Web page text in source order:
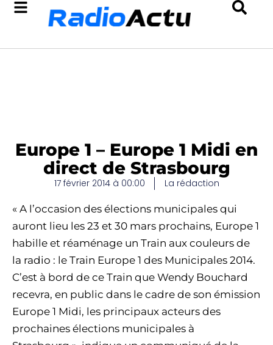
Europe 1 – Europe 1 Midi en
direct de Strasbourg
17 février 2014 à 00:00 La rédaction
« A l’occasion des élections municipales qui
auront lieu les 23 et 30 mars prochains, Europe 1
habille et réaménage un Train aux couleurs de
la radio : le Train Europe 1 des Municipales 2014.
C’est à bord de ce Train que Wendy Bouchard
recevra, en public dans le cadre de son émission
Europe 1 Midi, les principaux acteurs des
prochaines élections municipales à